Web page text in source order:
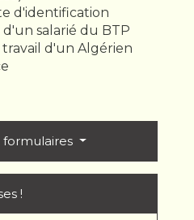
d'identification
salarié du BTP
d'un Algérien
formulaires
!